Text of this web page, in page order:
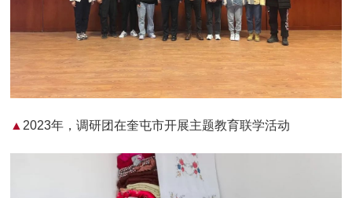
▲ 2023年，调研团在奎屯市开展主题教育联学活动